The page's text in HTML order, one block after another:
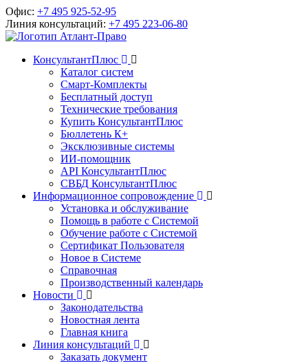
Офис: +7 495 925-52-95
Линия консультаций: +7 495 223-06-80
КонсультантПлюс
Каталог систем
Смарт-Комплекты
Бесплатный доступ
Технические требования
Купить КонсультантПлюс
Бюллетень К+
Эксклюзивные системы
ИИ-помощник
API КонсультантПлюс
СВБД КонсультантПлюс
Информационное сопровождение
Установка и обслуживание
Помощь в работе с Системой
Обучение работе с Системой
Сертификат Пользователя
Новое в Системе
Справочная
Производственный календарь
Новости
Законодательства
Новостная лента
Главная книга
Линия консультаций
Заказать документ